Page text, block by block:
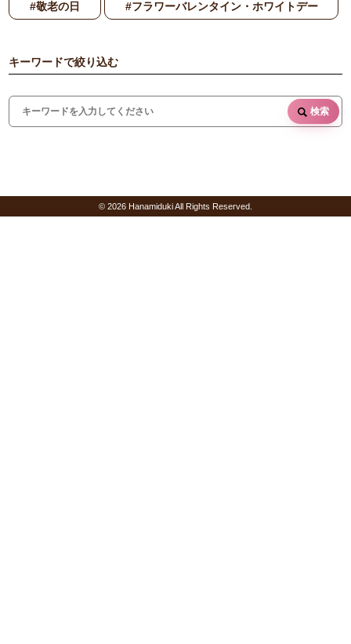
#敬老の日 #フラワーバレンタイン・ホワイトデー
キーワードで絞り込む
検索
© 2026 Hanamiduki All Rights Reserved.